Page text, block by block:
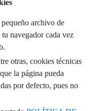
uso y
archivo de
navegador cada vez
otras, cookies técnicas
la página pueda
por defecto, pues no